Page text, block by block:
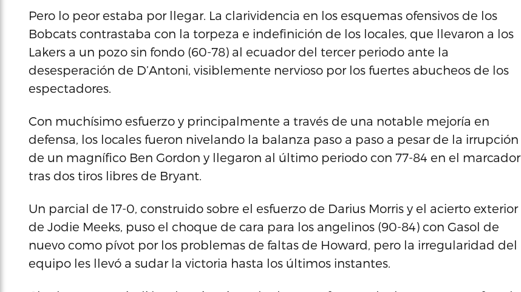
Pero lo peor estaba por llegar. La clarividencia en los esquemas ofensivos de los
Bobcats contrastaba con la torpeza e indefinición de los locales, que llevaron a los
Lakers a un pozo sin fondo (60-78) al ecuador del tercer periodo ante la
desesperación de D’Antoni, visiblemente nervioso por los fuertes abucheos de los
espectadores.
Con muchísimo esfuerzo y principalmente a través de una notable mejoría en
defensa, los locales fueron nivelando la balanza paso a paso a pesar de la irrupción
de un magnífico Ben Gordon y llegaron al último periodo con 77-84 en el marcador
tras dos tiros libres de Bryant.
Un parcial de 17-0, construido sobre el esfuerzo de Darius Morris y el acierto exterior
de Jodie Meeks, puso el choque de cara para los angelinos (90-84) con Gasol de
nuevo como pívot por los problemas de faltas de Howard, pero la irregularidad del
equipo les llevó a sudar la victoria hasta los últimos instantes.